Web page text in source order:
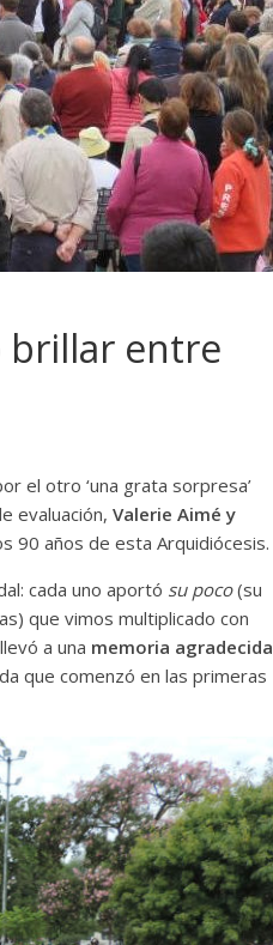
brillar entre
el otro ‘una grata sorpresa’
evaluación, Valerie Aimé y
90 años de esta Arquidiócesis.
cada uno aportó su poco(su
que vimos multiplicado con
a una memoria agradecida
que comenzó en las primeras